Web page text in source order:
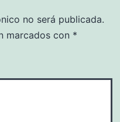
no será publicada.
marcados con *